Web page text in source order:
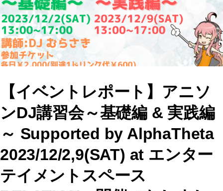
【イベントレポート】アニソ
ンDJ講習会～基礎編 & 実践編
～ Supported by AlphaTheta
2023/12/2,9(SAT) at エンター
テイメントスペース